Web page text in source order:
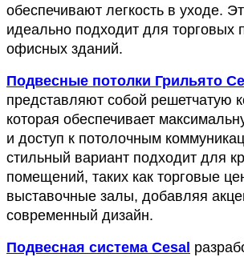
обеспечивают легкость в уходе.
идеально подходит для торговых
офисных зданий.
Подвесные потолки Грильято
представляют собой решетчатую
которая обеспечивает
и доступ к потолочным
стильный вариант подходит для
помещений, таких как торговые
выставочные залы, добавляя
современный дизайн.
Подвесная система Cesal